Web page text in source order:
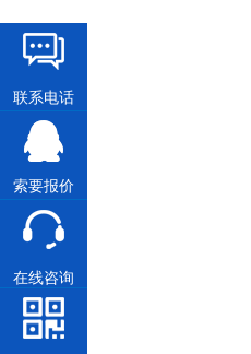
联系电话
索要报价
在线咨询